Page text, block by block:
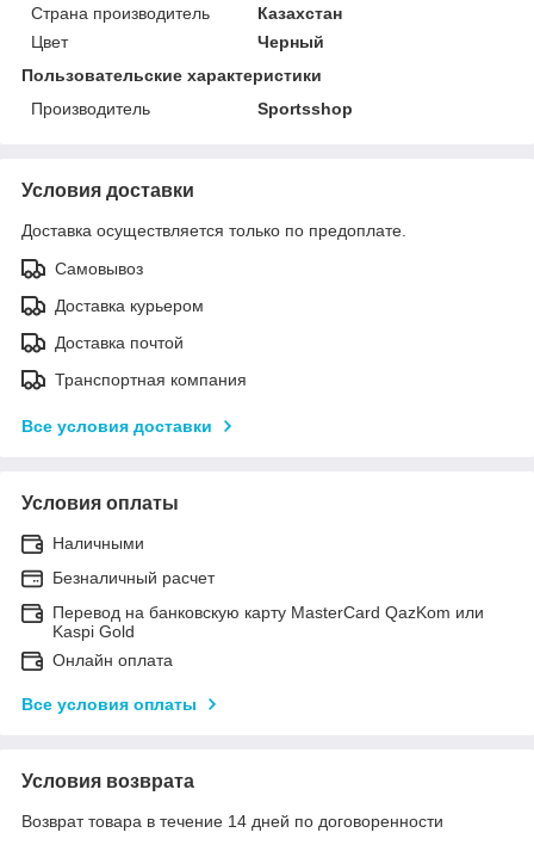
Страна производитель
Казахстан
Цвет
Черный
Пользовательские характеристики
Производитель
Sportsshop
Условия доставки
Доставка осуществляется только по предоплате.
Самовывоз
Доставка курьером
Доставка почтой
Транспортная компания
Все условия доставки
Условия оплаты
Наличными
Безналичный расчет
Перевод на банковскую карту MasterCard QazKom или
Kaspi Gold
Онлайн оплата
Все условия оплаты
Условия возврата
Возврат товара в течение 14 дней по договоренности